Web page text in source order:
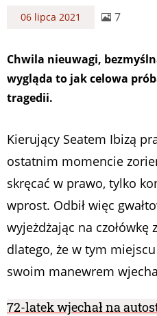
06 lipca 2021 7
Chwila nieuwagi,
wygląda to jak celowa
tragedii.
Kierujący Seatem Ibizą
ostatnim momencie
skręcać w prawo, tylko
wprost. Odbił więc
wyjeżdżając na
dlatego, że w tym
swoim manewrem
72-latek wjechał na